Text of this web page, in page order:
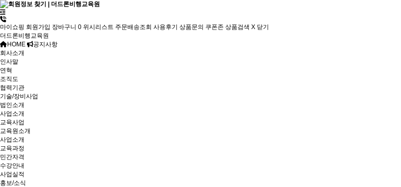
마이쇼핑 회원가입 장바구니 0 위시리스트 주문배송조회 사용후기 상품문의 쿠폰존 상품검색 X 닫기
더드론비행교육원
HOME
공지사항
회사소개
인사말
연혁
조직도
협력기관
기술/장비사업
법인소개
사업소개
교육사업
교육원소개
사업소개
교육과정
민간자격
수강안내
사업실적
홍보/소식